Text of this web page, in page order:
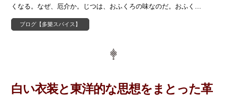
くなる。なぜ、厄介か。じつは、おふくろの味なのだ。おふく…
ブログ【多樂スパイス】
白い衣装と東洋的な思想をまとった革